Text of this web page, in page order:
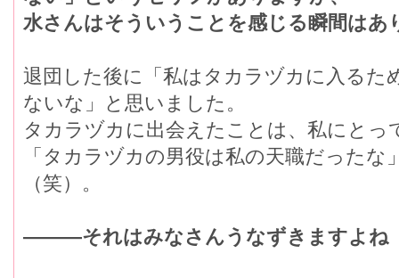
水さんはそういうことを感じる瞬間はあ
退団した後に「私はタカラヅカに入るた
ないな」と思いました。
タカラヅカに出会えたことは、私にとっ
「タカラヅカの男役は私の天職だった
（笑）。
―――それはみなさんうなずきますよね